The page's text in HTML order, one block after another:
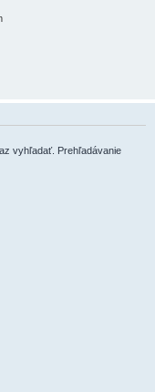
vyhľadať. Prehľadávanie